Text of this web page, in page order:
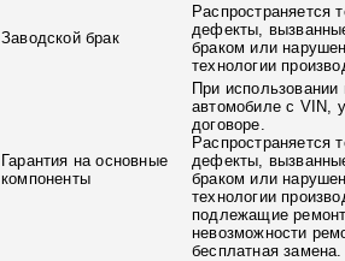
Заводской брак
Распространяется
дефекты,
браком или
технологии
Гарантия на основные
компоненты
При использовании
автомобиле с VIN,
договоре.
Распространяется
дефекты,
браком или
технологии
подлежащие
невозможности
бесплатная замена.